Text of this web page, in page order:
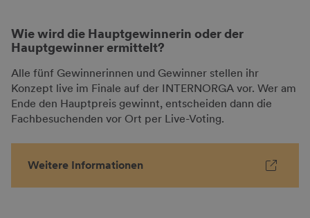
Wie wird die Hauptgewinnerin oder der
Hauptgewinner ermittelt?
Alle fünf Gewinnerinnen und Gewinner stellen ihr
Konzept live im Finale auf der INTERNORGA vor. Wer am
Ende den Hauptpreis gewinnt, entscheiden dann die
Fachbesuchenden vor Ort per Live-Voting.
Weitere Informationen